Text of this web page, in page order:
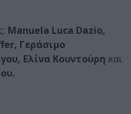
Manuela Luca Dazio,
Γεράσιμο
Ελίνα Κουντούρη και